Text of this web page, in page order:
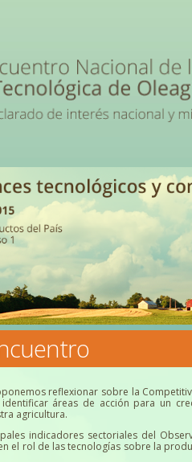
reflexionar sobre la
áreas de acción para un
agricultura.
indicadores sectoriales del
el rol de las tecnologías sobre la